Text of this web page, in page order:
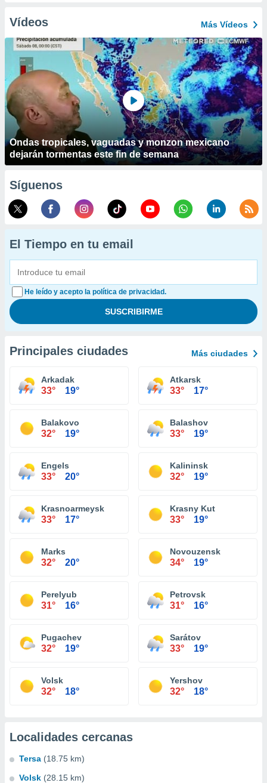
Vídeos Más Vídeos
Ondas tropicales, vaguadas y monzon mexicano
dejarán tormentas este fin de semana
Síguenos
El Tiempo en tu email
He leído y acepto la política de privacidad.
Principales ciudades Más ciudades
Arkadak
33° 19°
Atkarsk
33° 17°
Balakovo
32° 19°
Balashov
33° 19°
Engels
33° 20°
Kalininsk
32° 19°
Krasnoarmeysk
33° 17°
Krasny Kut
33° 19°
Marks
32° 20°
Novouzensk
34° 19°
Perelyub
31° 16°
Petrovsk
31° 16°
Pugachev
32° 19°
Sarátov
33° 19°
Volsk
32° 18°
Yershov
32° 18°
Localidades cercanas
Tersa (18.75 km)
Volsk (28.15 km)